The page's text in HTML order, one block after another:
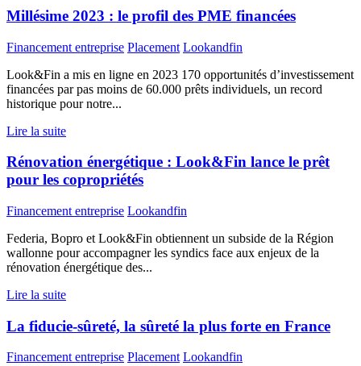
Millésime 2023 : le profil des PME financées
Financement entreprise Placement Lookandfin
Look&Fin a mis en ligne en 2023 170 opportunités d’investissement
financées par pas moins de 60.000 prêts individuels, un record
historique pour notre...
Lire la suite
Rénovation énergétique : Look&Fin lance le prêt
pour les copropriétés
Financement entreprise Lookandfin
Federia, Bopro et Look&Fin obtiennent un subside de la Région
wallonne pour accompagner les syndics face aux enjeux de la
rénovation énergétique des...
Lire la suite
La fiducie-sûreté, la sûreté la plus forte en France
Financement entreprise Placement Lookandfin